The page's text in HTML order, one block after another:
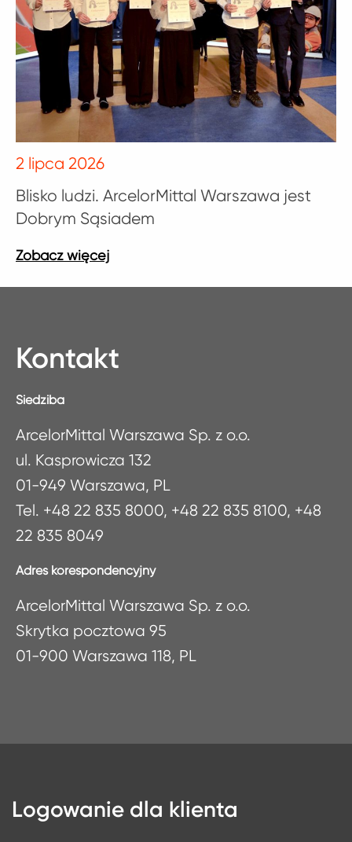
Blisko ludzi. ArcelorMittal Warszawa jest
Dobrym Sąsiadem
2 lipca 2026
Kontakt
Siedziba
ArcelorMittal Warszawa Sp. z o.o.
ul. Kasprowicza 132
01-949 Warszawa, PL
Tel. +48 22 835 8000, +48 22 835 8100, +48
22 835 8049
Adres korespondencyjny
ArcelorMittal Warszawa Sp. z o.o.
Skrytka pocztowa 95
01-900 Warszawa 118, PL
Logowanie dla klienta